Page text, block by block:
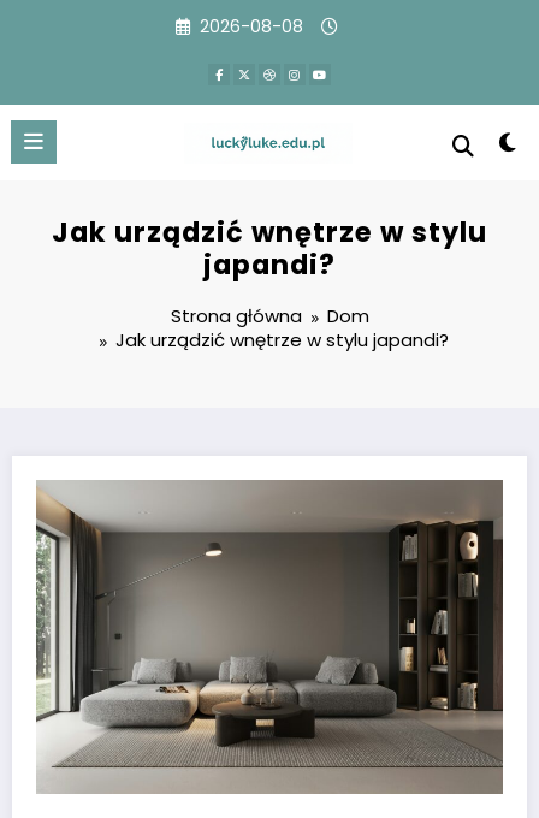
2026-08-08
Jak urządzić wnętrze w stylu
japandi?
Strona główna
Dom
Jak urządzić wnętrze w stylu japandi?